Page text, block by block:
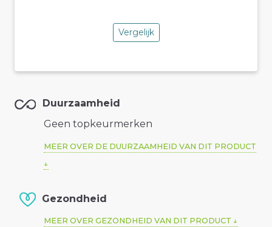
Vergelijk
Duurzaamheid
Geen topkeurmerken
MEER OVER DE DUURZAAMHEID VAN DIT PRODUCT
Gezondheid
MEER OVER GEZONDHEID VAN DIT PRODUCT